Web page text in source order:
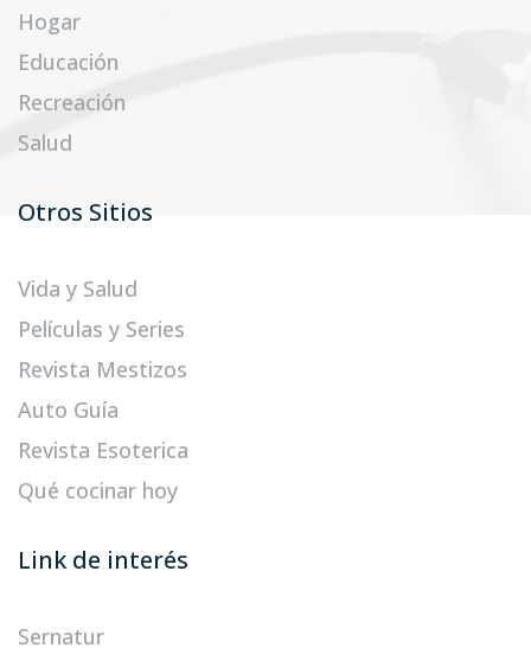
Hogar
Educación
Recreación
Salud
Otros Sitios
Vida y Salud
Películas y Series
Revista Mestizos
Auto Guía
Revista Esoterica
Qué cocinar hoy
Link de interés
Sernatur